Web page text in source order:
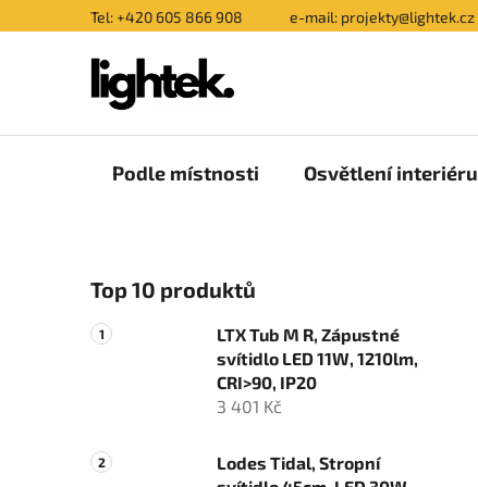
na
Tel: +420 605 866 908 e-mail: projekty@lightek.cz
Podle místnosti Osvětlení interiéru
o
s
t
n
Top 10 produktů
LTX Tub M R, Zápustné
svítidlo LED 11W, 1210lm,
CRI>90, IP20
3 401 Kč
Lodes Tidal, Stropní